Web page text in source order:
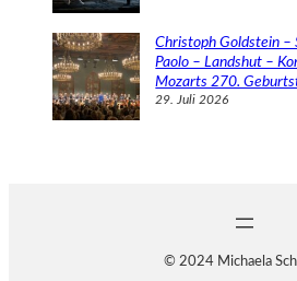
Christoph Goldstein –
Paolo – Landshut –
Mozarts 270.
29. Juli 2026
© 2024 Michaela